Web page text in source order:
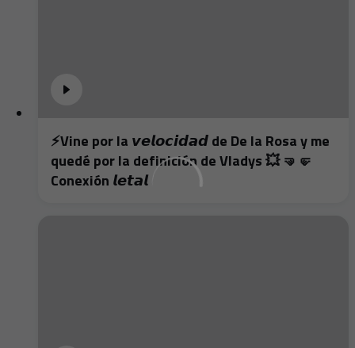
⚡️Vine por la 𝙫𝙚𝙡𝙤𝙘𝙞𝙙𝙖𝙙 de De la Rosa y me
quedé por la definición de Vladys 💥 🤜🤛
Conexión 𝙡𝙚𝙩𝙖𝙡